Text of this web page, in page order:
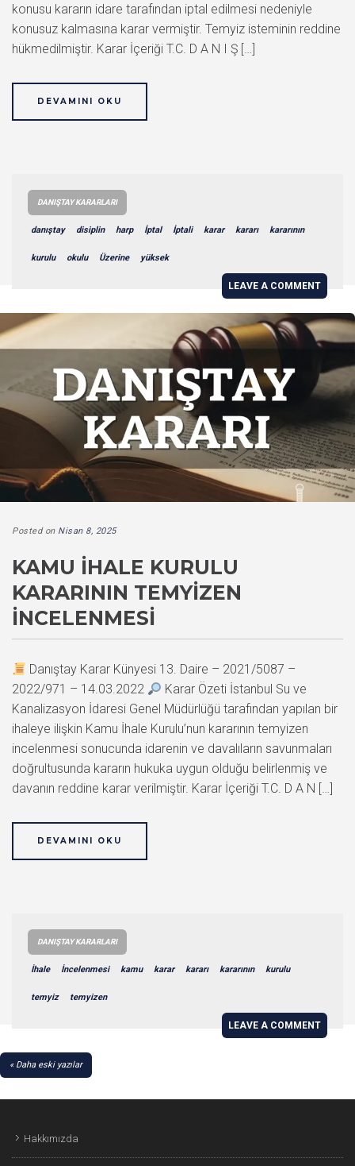
konusu kararın idare tarafından iptal edilmesi nedeniyle
konusuz kalmasına karar vermiştir. Temyiz isteminin reddine
hükmedilmiştir. Karar İçeriği T.C. D A N I Ş […]
DEVAMINI OKU
DANIŞTAY KARARLARI
danıştay disiplin harp İptal İptali karar kararı kararının
kurulu okulu Üzerine yüksek
LEAVE A COMMENT
Posted on Nisan 8, 2025
KAMU İHALE KURULU
KARARININ TEMYIZEN
İNCELENMESI
Danıştay Karar Künyesi 13. Daire – 2021/5087 –
2022/971 – 14.03.2022
Karar Özeti İstanbul Su ve
Kanalizasyon İdaresi Genel Müdürlüğü tarafından yapılan bir
ihaleye ilişkin Kamu İhale Kurulu’nun kararının temyizen
incelenmesi sonucunda idarenin ve davalıların savunmaları
doğrultusunda kararın hukuka uygun olduğu belirlenmiş ve
davanın reddine karar verilmiştir. Karar İçeriği T.C. D A N […]
DEVAMINI OKU
DANIŞTAY KARARLARI
İhale İncelenmesi kamu karar kararı kararının kurulu
temyiz temyizen
LEAVE A COMMENT
YAZI
Daha eski yazılar
Hakkımızda